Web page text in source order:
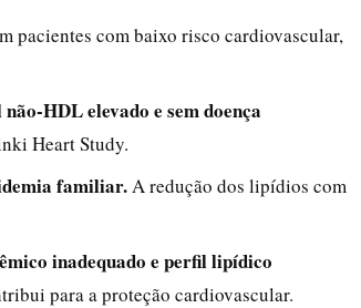
pacientes com baixo risco cardiovascular,
HDL elevado e sem doença
Heart Study.
familiar. A redução dos lipídios com
inadequado e perfil lipídico
para a proteção cardiovascular.